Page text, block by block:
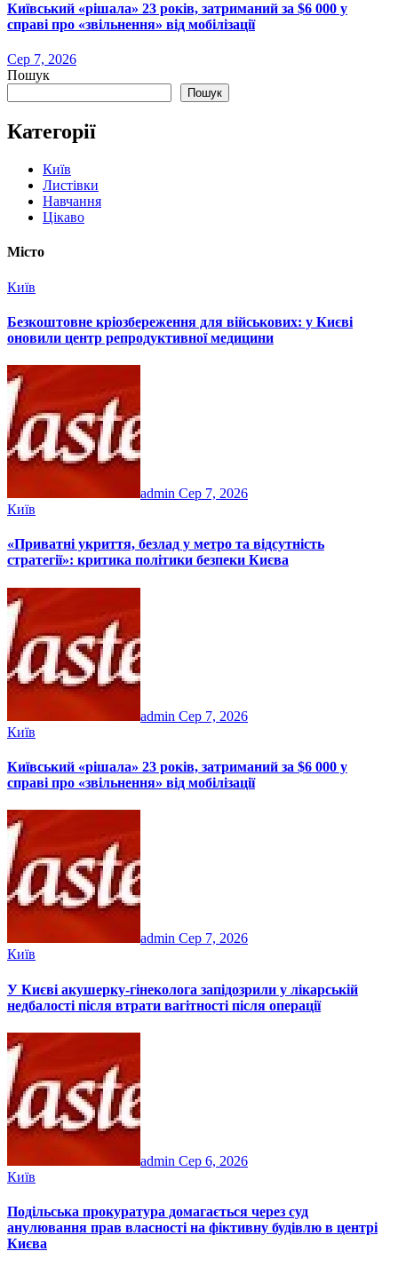
Київський «рішала» 23 років, затриманий за $6 000 у
справі про «звільнення» від мобілізації
Сер 7, 2026
Пошук
Пошук
Категорії
Київ
Листівки
Навчання
Цікаво
Місто
Київ
Безкоштовне кріозбереження для військових: у Києві
оновили центр репродуктивної медицини
admin Сер 7, 2026
Київ
«Приватні укриття, безлад у метро та відсутність
стратегії»: критика політики безпеки Києва
admin Сер 7, 2026
Київ
Київський «рішала» 23 років, затриманий за $6 000 у
справі про «звільнення» від мобілізації
admin Сер 7, 2026
Київ
У Києві акушерку-гінеколога запідозрили у лікарській
недбалості після втрати вагітності після операції
admin Сер 6, 2026
Київ
Подільська прокуратура домагається через суд
анулювання прав власності на фіктивну будівлю в центрі
Києва